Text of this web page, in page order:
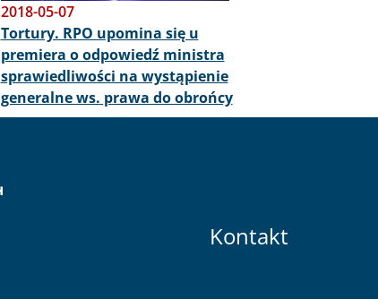
2018-05-07
Tortury. RPO upomina się u
premiera o odpowiedź ministra
sprawiedliwości na wystąpienie
generalne ws. prawa do obrońcy
Kontakt